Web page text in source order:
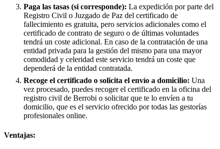
Paga las tasas (si corresponde): La expedición por parte del
Registro Civil o Juzgado de Paz del certificado de
fallecimiento es gratuita, pero servicios adicionales como el
certificado de contrato de seguro o de últimas voluntades
tendrá un coste adicional. En caso de la contratación de una
entidad privada para la gestión del mismo para una mayor
comodidad y celeridad este servicio tendrá un coste que
dependerá de la entidad contratada.
Recoge el certificado o solicita el envío a domicilio: Una
vez procesado, puedes recoger el certificado en la oficina del
registro civil de Berrobi o solicitar que te lo envíen a tu
domicilio, que es el servicio ofrecido por todas las gestorías
profesionales online.
Ventajas: